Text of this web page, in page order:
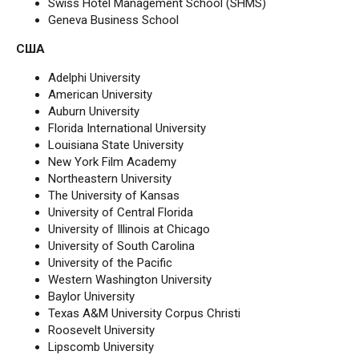
Swiss Hotel Management School (SHMS)
Geneva Business School
США
Adelphi University
American University
Auburn University
Florida International University
Louisiana State University
New York Film Academy
Northeastern University
The University of Kansas
University of Central Florida
University of Illinois at Chicago
University of South Carolina
University of the Pacific
Western Washington University
Baylor University
Texas A&M University Corpus Christi
Roosevelt University
Lipscomb University